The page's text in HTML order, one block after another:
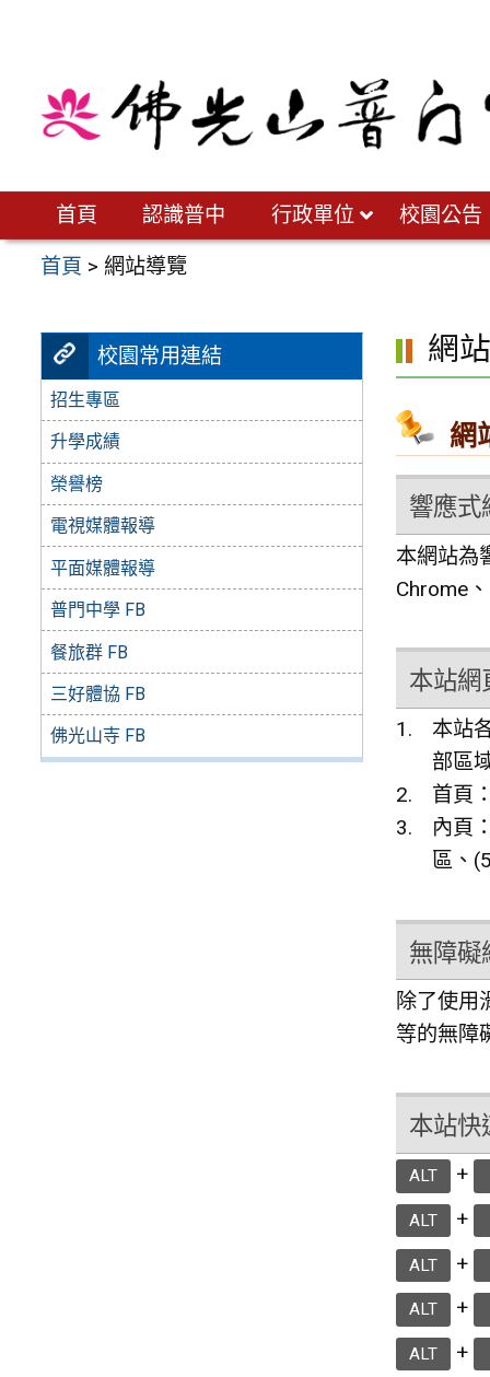
首頁 認識普中 行政單位 校園公告
首頁 > 網站導覽
校園常用連結
招生專區
升學成績
榮譽榜
電視媒體報導
平面媒體報導
普門中學 FB
餐旅群 FB
三好體協 FB
佛光山寺 FB
網
網
響應式
本網站為
Chrome
本站網
本站
部區
首頁
內頁
區、
無障
除了使用
等的無障
本站快
ALT +
ALT +
ALT +
ALT +
ALT +